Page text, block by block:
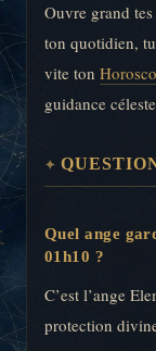
Ouvre grand
ton quotidien,
vite ton
guidance
Quel ange
01h10 ?
C’est l’ange
protection